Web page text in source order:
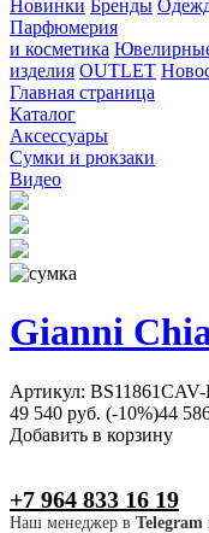
Новинки Бренды
Парфюмерия
и косметика
изделия OUTLET
Главная страница
Каталог
Аксессуары
Сумки и рюкзаки
Видео
Gianni
Артикул:
49 540 руб. (-10%)44
Добавить в корзину
+7 964 833 16 19
Наш менеджер в Telegram